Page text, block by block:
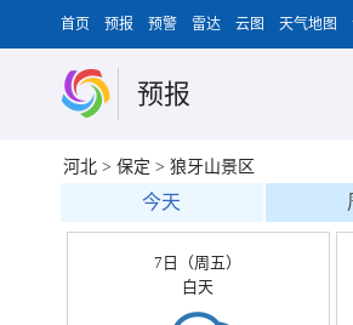
首页 预报 预警 雷达 云图 天气地图
预报
河北 > 保定 > 狼牙山景区
今天
7日（周五）
白天